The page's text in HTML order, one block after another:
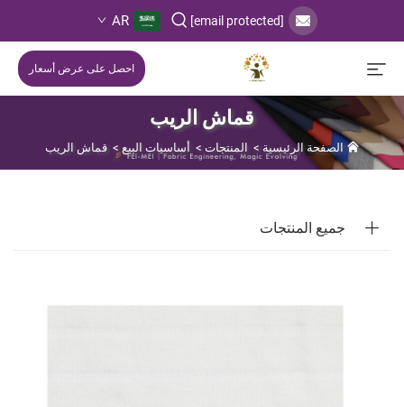
[email protected]
AR
احصل على عرض أسعار
قماش الريب
الصفحة الرئيسية > المنتجات > أساسيات البيع >قماش الريب
جميع المنتجات